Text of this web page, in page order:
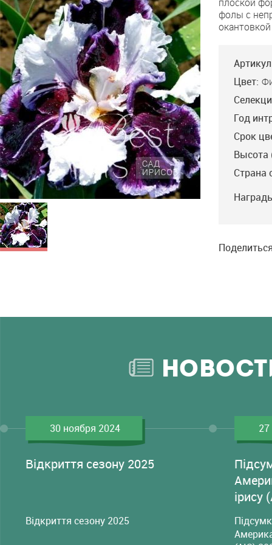
фолы с
Цвет:
Год
Срок
Высота
Страна
30 ноября 2024
Відкриття сезону 2025
Відкриття сезону 2025
ірису